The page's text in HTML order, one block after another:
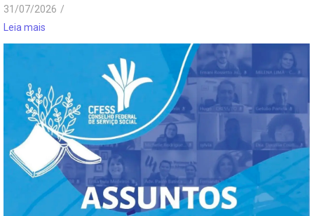
31/07/2026 /
Leia mais